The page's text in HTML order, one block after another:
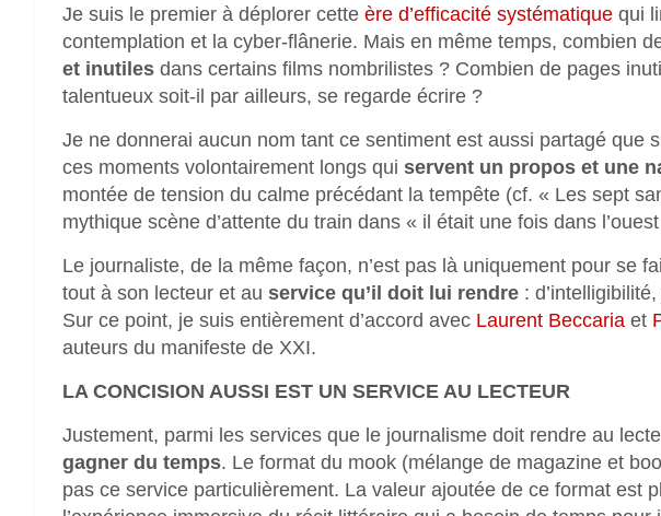
Je suis le premier à déplorer cette ère d’efficacité systématique qui
contemplation et la cyber-flânerie. Mais en même temps, combien
et inutiles dans certains films nombrilistes ? Combien de pages
talentueux soit-il par ailleurs, se regarde écrire ?
Je ne donnerai aucun nom tant ce sentiment est aussi partagé que
ces moments volontairement longs qui servent un propos et une
montée de tension du calme précédant la tempête (cf. « Les sept
mythique scène d’attente du train dans « il était une fois dans
Le journaliste, de la même façon, n’est pas là uniquement pour se
tout à son lecteur et au service qu’il doit lui rendre :
Sur ce point, je suis entièrement d’accord avec Laurent Beccaria et
auteurs du manifeste de XXI.
LA CONCISION AUSSI EST UN SERVICE AU LECTEUR
Justement, parmi les services que le journalisme doit rendre au
gagner du temps. Le format du mook (mélange de magazine et
pas ce service particulièrement. La valeur ajoutée de ce format est